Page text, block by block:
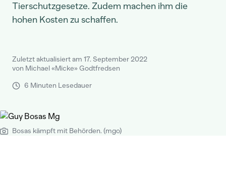
Tierschutzgesetze. Zudem machen ihm die
hohen Kosten zu schaffen.
Zuletzt aktualisiert am 17. September 2022
von Michael «Micke» Godtfredsen
6 Minuten Lesedauer
Bosas kämpft mit Behörden. (mgo)